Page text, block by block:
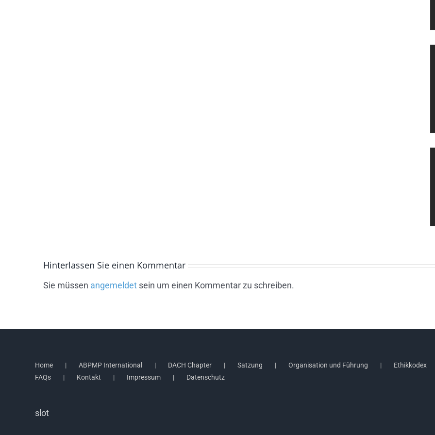
Hinterlassen Sie einen Kommentar
Sie müssen angemeldet sein um einen Kommentar zu schreiben.
Home ABPMP International DACH Chapter Satzung Organisation und Führung Ethikkodex
FAQs
Kontakt Impressum Datenschutz
slot